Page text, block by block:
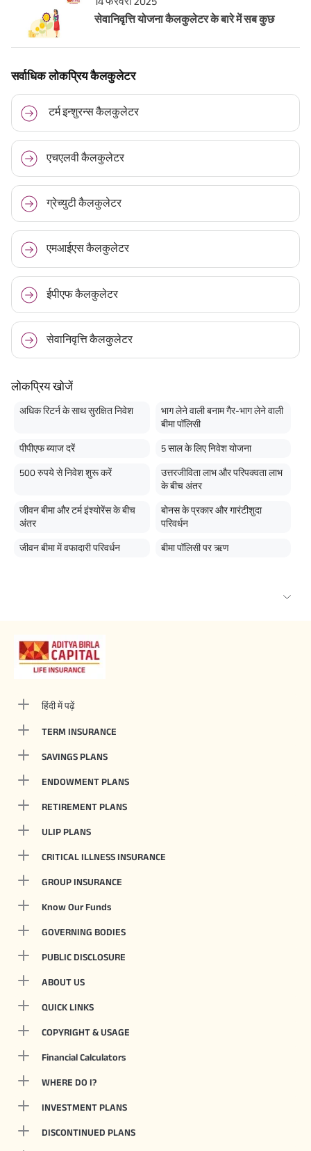
सेवानिवृत्ति योजना कैलकुलेटर के बारे में सब कुछ
सर्वाधिक लोकप्रिय कैलकुलेटर
टर्म इन्शुरन्स कैलकुलेटर
एचएलवी कैलकुलेटर
ग्रेच्युटी कैलकुलेटर
एमआईएस कैलकुलेटर
ईपीएफ कैलकुलेटर
सेवानिवृत्ति कैलकुलेटर
लोकप्रिय खोजें
अधिक रिटर्न के साथ सुरक्षित निवेश
भाग लेने वाली बनाम गैर-भाग लेने वाली
बीमा पॉलिसी
पीपीएफ ब्याज दरें 5 साल के लिए निवेश योजना
500 रुपये से निवेश शुरू करें
उत्तरजीविता लाभ और परिपक्वता लाभ
के बीच अंतर
जीवन बीमा और टर्म इंश्योरेंस के बीच
अंतर
बोनस के प्रकार और गारंटीशुदा
परिवर्धन
जीवन बीमा में वफादारी परिवर्धन बीमा पॉलिसी पर ऋण
हिंदी में पढ़ें
TERM INSURANCE
SAVINGS PLANS
ENDOWMENT PLANS
RETIREMENT PLANS
ULIP PLANS
CRITICAL ILLNESS INSURANCE
GROUP INSURANCE
Know Our Funds
GOVERNING BODIES
PUBLIC DISCLOSURE
ABOUT US
QUICK LINKS
COPYRIGHT & USAGE
Financial Calculators
WHERE DO I?
INVESTMENT PLANS
DISCONTINUED PLANS